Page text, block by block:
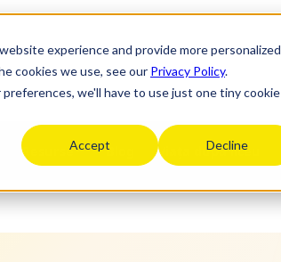
experience and provide more personalized
cookies we use, see our Privacy Policy.
we'll have to use just one tiny cookie
Accept Decline
Resurse Blog Viața după liceu